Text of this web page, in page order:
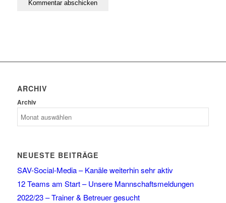
ARCHIV
Archiv
NEUESTE BEITRÄGE
SAV-Social-Media – Kanäle weiterhin sehr aktiv
12 Teams am Start – Unsere Mannschaftsmeldungen
2022/23 – Trainer & Betreuer gesucht